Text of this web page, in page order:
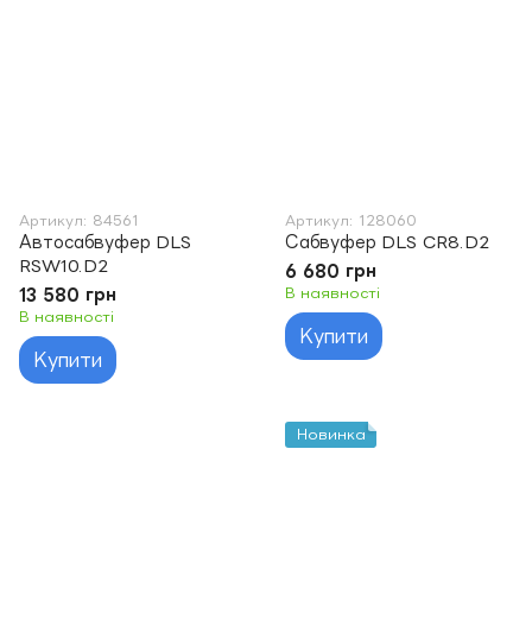
Артикул: 84561
Автосабвуфер DLS
RSW10.D2
13 580 грн
В наявності
Купити
Артикул: 128060
Сабвуфер DLS CR8.D2
6 680 грн
В наявності
Купити
Новинка